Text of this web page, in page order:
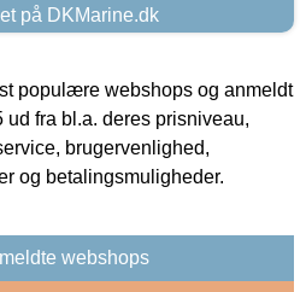
på DKMarine.dk
populære webshops og anmeldt
ud fra bl.a. deres prisniveau,
brugervenlighed,
og betalingsmuligheder.
webshops